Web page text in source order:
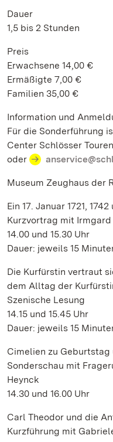
Dauer
1,5 bis 2 Stunden
Preis
Erwachsene 14,00 €
Ermäßigte 7,00 €
Familien 35,00 €
Information und
Für die Sonderführung
Center Schlösser
oder
Museum Zeughaus der
Ein 17. Januar 1721,
Kurzvortrag mit Irmgard
14.00 und 15.30 Uhr
Dauer: jeweils 15
Die Kurfürstin vertraut
dem Alltag der
Szenische Lesung
14.15 und 15.45 Uhr
Dauer: jeweils 15
Cimelien zu
Sonderschau mit
Heynck
14.30 und 16.00 Uhr
Carl Theodor und die
Kurzführung mit